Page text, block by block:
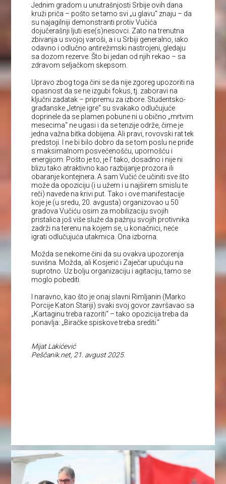
Jednim gradom u unutrašnjosti Srbije ovih dana
kruži priča – pošto se tamo svi „u glavu“ znaju – da
su najagilniji demonstranti protiv Vučića
dojučerašnji ljuti ese(s)nesovci. Zato na trenutna
zbivanja u svojoj varoši, a i u Srbiji generalno, iako
odavno i odlučno antirežimski nastrojeni, gledaju
sa dozom rezerve. Što bi jedan od njih rekao – sa
zdravom seljačkom skepsom.
Upravo zbog toga čini se da nije zgoreg upozoriti na
opasnost da se ne izgubi fokus, tj. zaboravi na
ključni zadatak – pripremu za izbore. Studentsko-
građanske „letnje igre“ su svakako odlučujuće
doprinele da se plamen pobune ni u obično „mrtvim
mesecima“ ne ugasi i da se tenzije održe, čime je
jedna važna bitka dobijena. Ali pravi, rovovski rat tek
predstoji. I ne bi bilo dobro da se tom poslu ne priđe
s maksimalnom posvećenošću, upornošću i
energijom. Pošto je to, je l’ tako, dosadno i nije ni
blizu tako atraktivno kao razbijanje prozora ili
obaranje kontejnera. A sam Vučić će učiniti sve što
može da opoziciju (i u užem i u najširem smislu te
reči) navede na krivi put. Tako i ove manifestacije
koje je (u sredu, 20. avgusta) organizovao u 50
gradova Vučiću osim za mobilizaciju svojih
pristalica još više služe da pažnju svojih protivnika
zadrži na terenu na kojem se, u konačnici, neće
igrati odlučujuća utakmica. Ona izborna.
Možda se nekome čini da su ovakva upozorenja
suvišna. Možda, ali Kosjerić i Zaječar upućuju na
suprotno. Uz bolju organizaciju i agitaciju, tamo se
moglo pobediti.
I naravno, kao što je onaj slavni Rimljanin (Marko
Porcije Katon Stariji) svaki svoj govor završavao sa
„Kartaginu treba razoriti“ – tako opozicija treba da
ponavlja: „Biračke spiskove treba srediti.“
Mijat Lakićević
Peščanik.net, 21. avgust 2025.